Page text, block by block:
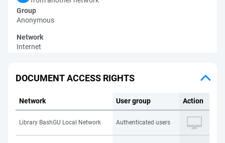
Group
Anonymous
Network
Internet
DOCUMENT ACCESS RIGHTS
Network User group Action
Library BashGU Local Network Authenticated users